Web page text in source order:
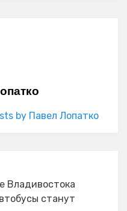
by Павел Лопатко
Владивостока
станут